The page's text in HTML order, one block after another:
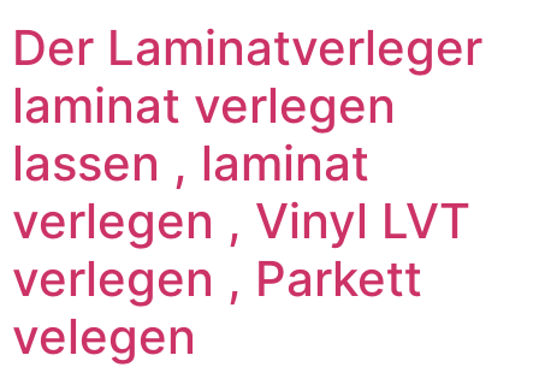
Der Laminatverleger
laminat verlegen
lassen , laminat
verlegen , Vinyl LVT
verlegen , Parkett
velegen